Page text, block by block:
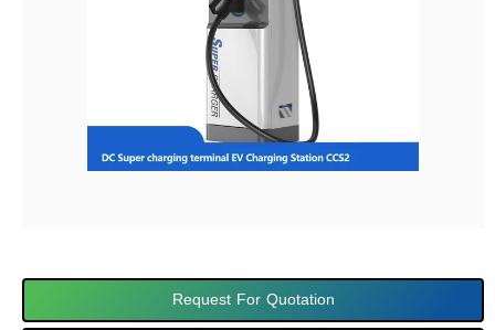
Request For Quotation